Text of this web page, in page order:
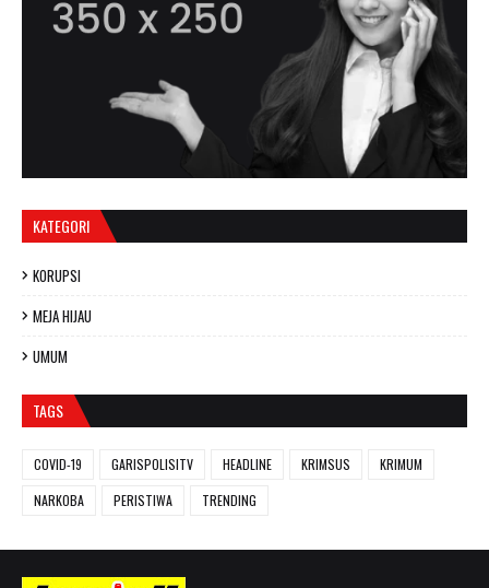
KATEGORI
KORUPSI
MEJA HIJAU
UMUM
TAGS
COVID-19 GARISPOLISITV HEADLINE KRIMSUS
KRIMUM
NARKOBA
PERISTIWA TRENDING